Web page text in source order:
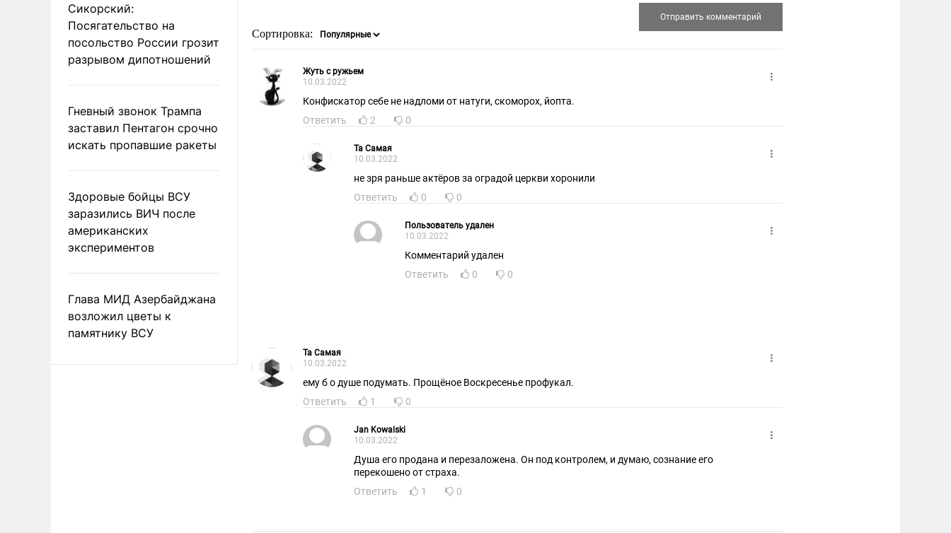
Сикорский:
Посягательство на
посольство России грозит
разрывом дипотношений
Гневный звонок Трампа
заставил Пентагон срочно
искать пропавшие ракеты
Здоровые бойцы ВСУ
заразились ВИЧ после
американских
экспериментов
Глава МИД Азербайджана
возложил цветы к
памятнику ВСУ
Сортировка:
Жуть с ружьем
10.03.2022
Конфискатор себе не надломи от натуги, скоморох, йопта.
Ответить
2 0
Та Самая
10.03.2022
не зря раньше актёров за оградой церкви хоронили
Ответить
0 0
Пользователь удален
10.03.2022
Комментарий удален
Ответить
0 0
Та Самая
10.03.2022
ему б о душе подумать. Прощёное Воскресенье профукал.
Ответить
1 0
Jan Kowalski
10.03.2022
Душа его продана и перезаложена. Он под контролем, и думаю, сознание его
перекошено от страха.
Ответить
1 0